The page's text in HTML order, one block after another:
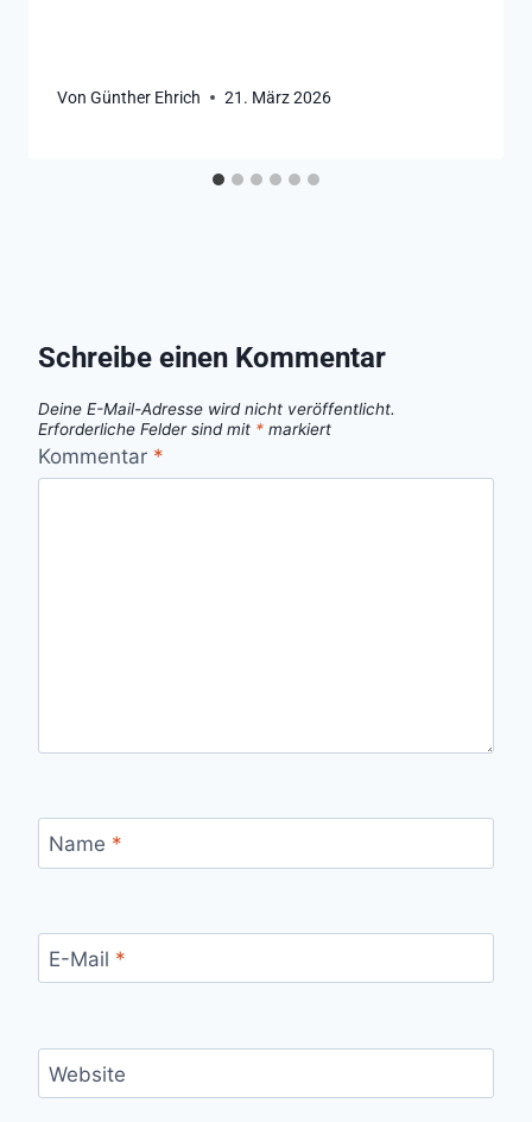
Von Günther Ehrich 21. März 2026
Schreibe einen Kommentar
Deine E-Mail-Adresse wird nicht veröffentlicht.
Erforderliche Felder sind mit * markiert
Kommentar *
Name *
E-Mail *
Website